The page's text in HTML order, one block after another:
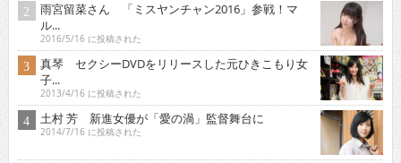
雨宮留菜さん 「ミスヤンチャン2016」参戦！マ
ル...
2016/5/16 に投稿された
真琴 セクシーDVDをリリースした元ひきこもり女
子...
2013/4/16 に投稿された
土村 芳 新進女優が「愛の渦」監督舞台に
2014/7/16 に投稿された